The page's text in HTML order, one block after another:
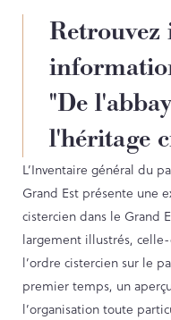
TOUTES LES
CAHIERS DU
CLEFS DU
HORS
IMAGES DU
INVENTAIRE
ITINÉRAIRES
Retrouvez
"De
l'héritage
L’Inventaire général du
Grand Est présente une
cistercien dans le Grand
largement illustrés,
l’ordre cistercien sur le
premier temps, un
l’organisation toute